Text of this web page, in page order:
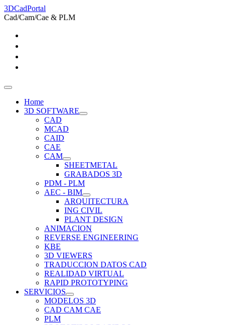
3DCadPortal
Cad/Cam/Cae & PLM
Home
3D SOFTWARE
CAD
MCAD
CAID
CAE
CAM
SHEETMETAL
GRABADOS 3D
PDM - PLM
AEC - BIM
ARQUITECTURA
ING CIVIL
PLANT DESIGN
ANIMACION
REVERSE ENGINEERING
KBE
3D VIEWERS
TRADUCCION DATOS CAD
REALIDAD VIRTUAL
RAPID PROTOTYPING
SERVICIOS
MODELOS 3D
CAD CAM CAE
PLM